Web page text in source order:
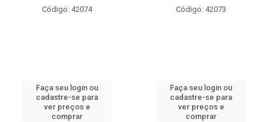
Código: 42074
Faça seu login ou
cadastre-se para
ver preços e
comprar
Código: 42073
Faça seu login ou
cadastre-se para
ver preços e
comprar